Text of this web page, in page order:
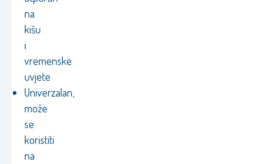
na
kišu
i
vremenske
uvjete
Univerzalan,
može
se
koristiti
na